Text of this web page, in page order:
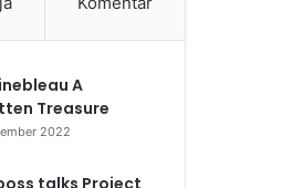
A
Treasure
2022
talks Project